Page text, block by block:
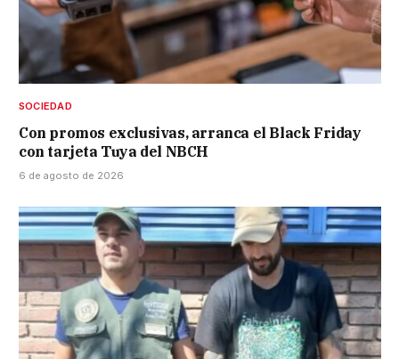
SOCIEDAD
Con promos exclusivas, arranca el Black Friday
con tarjeta Tuya del NBCH
6 de agosto de 2026